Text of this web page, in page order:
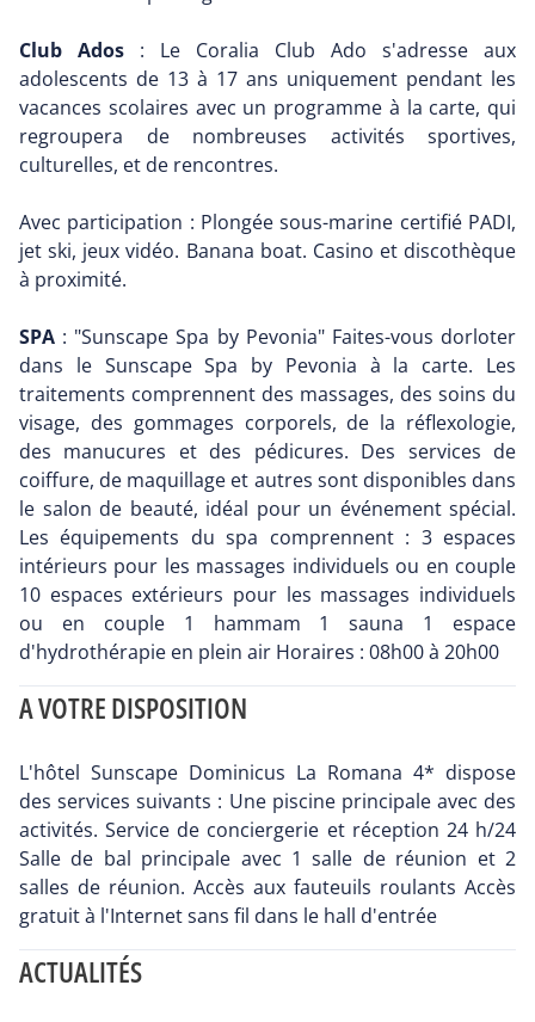
Club Ados : Le Coralia Club Ado s'adresse aux
adolescents de 13 à 17 ans uniquement pendant les
vacances scolaires avec un programme à la carte, qui
regroupera de nombreuses activités sportives,
culturelles, et de rencontres.
Avec participation : Plongée sous-marine certifié PADI,
jet ski, jeux vidéo. Banana boat. Casino et discothèque
à proximité.
SPA : "Sunscape Spa by Pevonia" Faites-vous dorloter
dans le Sunscape Spa by Pevonia à la carte. Les
traitements comprennent des massages, des soins du
visage, des gommages corporels, de la réflexologie,
des manucures et des pédicures. Des services de
coiffure, de maquillage et autres sont disponibles dans
le salon de beauté, idéal pour un événement spécial.
Les équipements du spa comprennent : 3 espaces
intérieurs pour les massages individuels ou en couple
10 espaces extérieurs pour les massages individuels
ou en couple 1 hammam 1 sauna 1 espace
d'hydrothérapie en plein air Horaires : 08h00 à 20h00
A VOTRE DISPOSITION
L'hôtel Sunscape Dominicus La Romana 4* dispose
des services suivants : Une piscine principale avec des
activités. Service de conciergerie et réception 24 h/24
Salle de bal principale avec 1 salle de réunion et 2
salles de réunion. Accès aux fauteuils roulants Accès
gratuit à l'Internet sans fil dans le hall d'entrée
ACTUALITÉS